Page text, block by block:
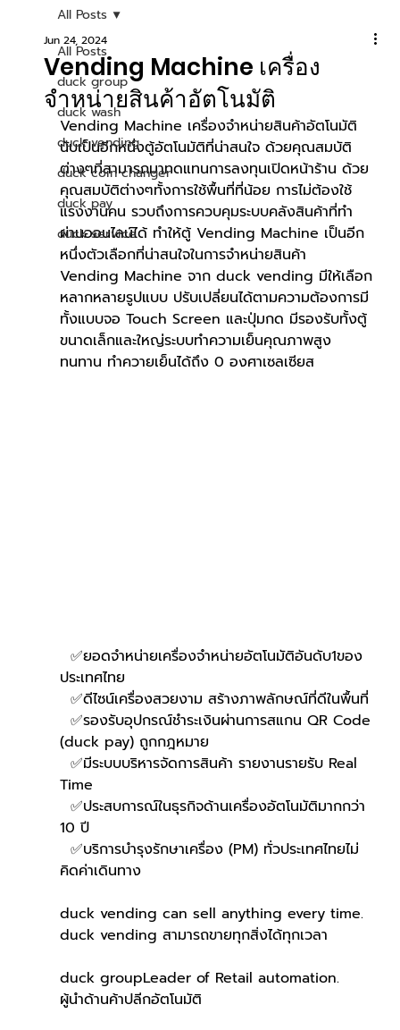
All Posts
duck group
duck wash
duck vending
duck coin changer
duck pay
duck service
All Posts
Vending Machine เครื่อง
จำหน่ายสินค้าอัตโนมัติ
Jun 24, 2024
Vending Machine เครื่องจำหน่ายสินค้าอัตโนมัติ
นับเป็นอีกหนึ่งตู้อัตโนมัติที่น่าสนใจ ด้วยคุณสมบัติ
ต่างๆที่สามารถมาทดแทนการลงทุนเปิดหน้าร้าน ด้วย
คุณสมบัติต่างๆทั้งการใช้พื้นที่ที่น้อย การไม่ต้องใช้
แรงงานคน รวบถึงการควบคุมระบบคลังสินค้าที่ทำ
ผ่านออนไลน์ได้ ทำให้ตู้ Vending Machine เป็นอีก
หนึ่งตัวเลือกที่น่าสนใจในการจำหน่ายสินค้า
Vending Machine จาก duck vending มีให้เลือก
หลากหลายรูปแบบ ปรับเปลี่ยนได้ตามความต้องการมี
ทั้งแบบจอ Touch Screen และปุ่มกด มีรองรับทั้งตู้
ขนาดเล็กและใหญ่ระบบทำความเย็นคุณภาพสูง
ทนทาน ทำควายเย็นได้ถึง 0 องศาเซลเซียส
ประเทศไทย
  ✅ดีไซน์เครื่องสวยงาม สร้างภาพลักษณ์ที่ดีในพื้นที่
(duck pay) ถูกกฎหมาย
Time
10 ปี
คิดค่าเดินทาง
duck vending can sell anything every time.
duck vending สามารถขายทุกสิ่งได้ทุกเวลา
duck groupLeader of Retail automation.
ผู้นำด้านค้าปลีกอัตโนมัติ